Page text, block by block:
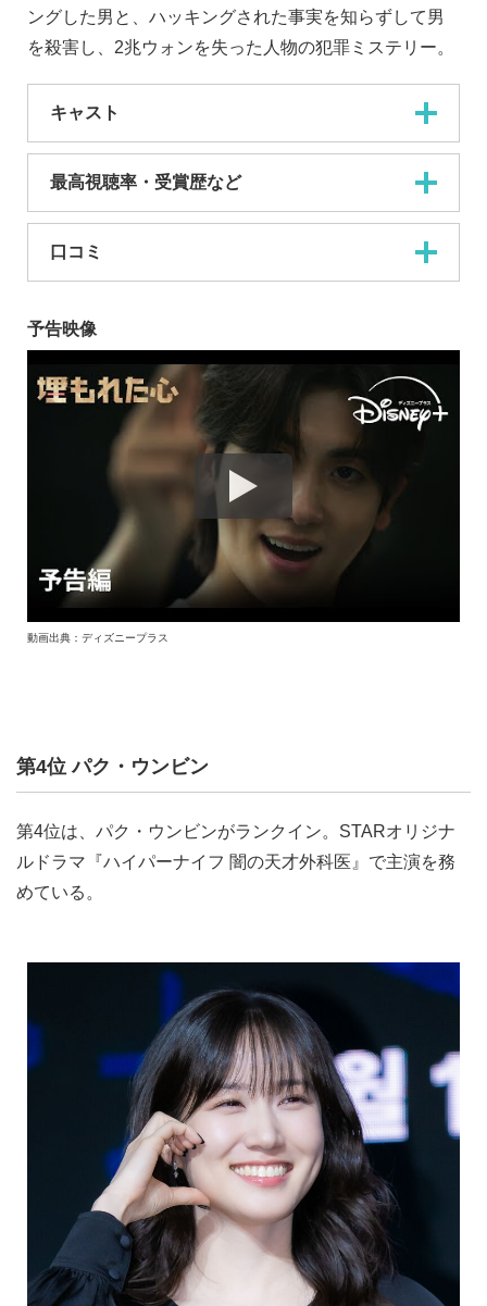
ングした男と、ハッキングされた事実を知らずして男
を殺害し、2兆ウォンを失った人物の犯罪ミステリー。
キャスト
最高視聴率・受賞歴など
口コミ
予告映像
動画出典：ディズニープラス
第4位 パク・ウンビン
第4位は、パク・ウンビンがランクイン。STARオリジナ
ルドラマ『ハイパーナイフ 闇の天才外科医』で主演を務
めている。